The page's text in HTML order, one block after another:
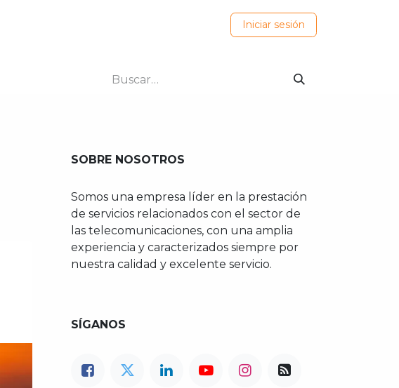
Iniciar sesión
SOBRE NOSOTROS
Somos una empresa líder en la prestación
de servicios relacionados con el sector de
las telecomunicaciones, con una amplia
experiencia y caracterizados siempre por
nuestra calidad y excelente servicio.
SÍGANOS